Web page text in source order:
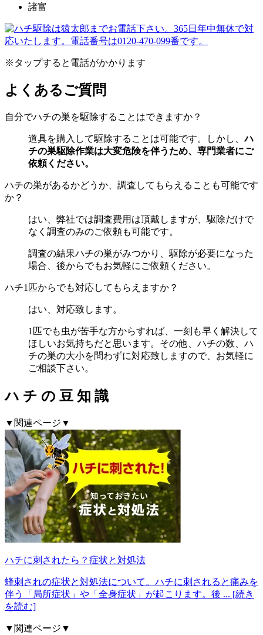
諸富
※タップすると電話がかかります
よくあるご質問
自分でハチの巣を駆除することはできますか？
道具を購入して駆除することは可能です。しかし、ハ
チの巣駆除作業は大変危険を伴うため、専門業者にご
依頼ください。
ハチの巣があるかどうか、調査してもらえることも可能です
か？
はい、弊社では調査費用は頂戴しますが、駆除だけで
なく調査のみのご依頼も可能です。
調査の結果ハチの巣がみつかり、駆除が必要になった
場合、後からでもお気軽にご依頼ください。
ハチ1匹からでも対応してもらえますか？
はい、対応致します。
1匹でも虫が苦手な方からすれば、一刻も早く解決して
ほしいお気持ちだと思います。その他、ハチの数、ハ
チの巣の大小を問わずに対応致しますので、お気軽に
ご相談下さい。
ハ チ の 豆 知 識
▼関連ページ▼
ハチに刺されたら？症状と対処法
蜂刺されの症状と対処法について。ハチに刺されると痛みを
伴う「局所症状」や「全身症状」が起こります。後 ... [続き
を読む]
▼関連ページ▼